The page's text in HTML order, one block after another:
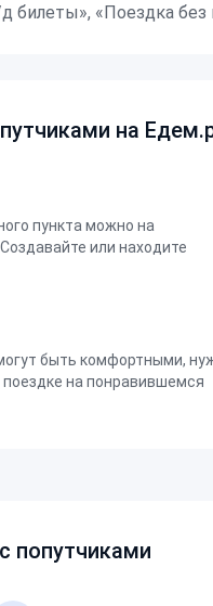
билеты», «Поездка без
на
пункта можно на
или находите
быть комфортными,
на понравившемся
попутчиками